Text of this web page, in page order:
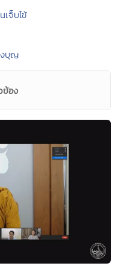
เจ็บไข้
งบุญ
ข้อง